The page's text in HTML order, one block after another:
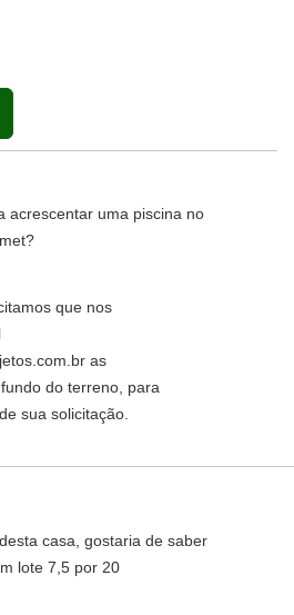
acrescentar uma piscina no
que nos
as
do terreno, para
sua solicitação.
casa, gostaria de saber
lote 7,5 por 20